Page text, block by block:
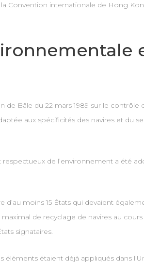
Convention internationale de Hong
de Bâle du 22 mars 1989 sur le
aux spécificités des navires et du
de l’environnement a été
moins 15 États qui devaient
de recyclage de navires au cours
signataires.
étaient déjà appliqués dans